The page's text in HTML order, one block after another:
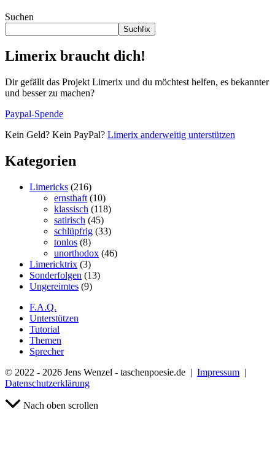
Suchen
Suchfix
Limerix braucht dich!
Dir gefällt das Projekt Limerix und du möchtest helfen, es bekannter
und besser zu machen?
Paypal-Spende
Kein Geld? Kein PayPal? Limerix anderweitig unterstützen
Kategorien
Limericks (216)
ernsthaft (10)
klassisch (118)
satirisch (45)
schlüpfrig (33)
tonlos (8)
unorthodox (46)
Limericktrix (3)
Sonderfolgen (13)
Ungereimtes (9)
F.A.Q.
Unterstützen
Tutorial
Themen
Sprecher
© 2022 - 2026 Jens Wenzel - taschenpoesie.de | Impressum |
Datenschutzerklärung
Nach oben scrollen